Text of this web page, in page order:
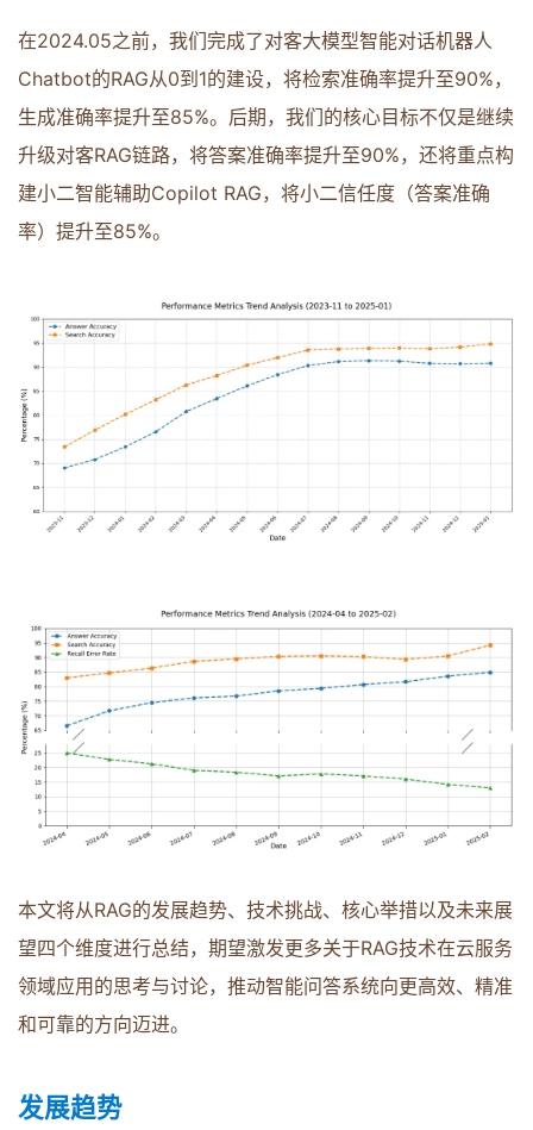
在2024.05之前，我们完成了对客大模型智能对话机器人
Chatbot的RAG从0到1的建设，将检索准确率提升至90%，
生成准确率提升至85%。后期，我们的核心目标不仅是继续
升级对客RAG链路，将答案准确率提升至90%，还将重点构
建小二智能辅助Copilot RAG，将小二信任度（答案准确
率）提升至85%。
本文将从RAG的发展趋势、技术挑战、核心举措以及未来展
望四个维度进行总结，期望激发更多关于RAG技术在云服务
领域应用的思考与讨论，推动智能问答系统向更高效、精准
和可靠的方向迈进。
发展趋势